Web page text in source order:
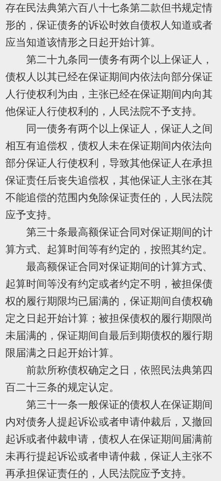
存在民法典第六百八十七条第二款但书规定情
形的，保证债务的诉讼时效自债权人知道或者
应当知道该情形之日起开始计算。
第二十九条同一债务有两个以上保证人，
债权人以其已经在保证期间内依法向部分保证
人行使权利为由，主张已经在保证期间内向其
他保证人行使权利的，人民法院不予支持。
同一债务有两个以上保证人，保证人之间
相互有追偿权，债权人未在保证期间内依法向
部分保证人行使权利，导致其他保证人在承担
保证责任后丧失追偿权，其他保证人主张在其
不能追偿的范围内免除保证责任的，人民法院
应予支持。
第三十条最高额保证合同对保证期间的计
算方式、起算时间等有约定的，按照其约定。
最高额保证合同对保证期间的计算方式、
起算时间等没有约定或者约定不明，被担保债
权的履行期限均已届满的，保证期间自债权确
定之日起开始计算；被担保债权的履行期限尚
未届满的，保证期间自最后到期债权的履行期
限届满之日起开始计算。
前款所称债权确定之日，依照民法典第四
百二十三条的规定认定。
第三十一条一般保证的债权人在保证期间
内对债务人提起诉讼或者申请仲裁后，又撤回
起诉或者仲裁申请，债权人在保证期间届满前
未再行提起诉讼或者申请仲裁，保证人主张不
再承担保证责任的，人民法院应予支持。